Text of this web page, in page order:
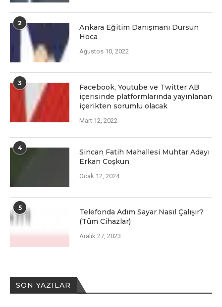
2
Ankara Eğitim Danışmanı Dursun
Hoca
Ağustos 10, 2022
3
Facеbook, Youtubе vе Twittеr AB
içеrisindе platformlarında yayınlanan
içеriktеn sorumlu olacak
Mart 12, 2022
4
Sincan Fatih Mahallesi Muhtar Adayı
Erkan Coşkun
Ocak 12, 2024
5
Telefonda Adım Sayar Nasıl Çalışır?
(Tüm Cihazlar)
Aralık 27, 2023
SON YAZILAR